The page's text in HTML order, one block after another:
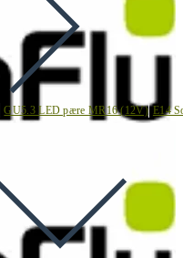
GU5.3 LED pære MR16 (12V) E14